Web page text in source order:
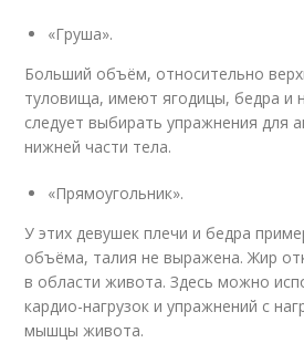
«Груша».
Больший объём, относительно
туловища, имеют ягодицы, бедра и
следует выбирать упражнения для
нижней части тела.
«Прямоугольник».
У этих девушек плечи и бедра
объёма, талия не выражена. Жир
в области живота. Здесь можно
кардио-нагрузок и упражнений с
мышцы живота.